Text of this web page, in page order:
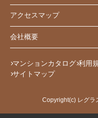
アクセスマップ
会社概要
マンションカタログ 利用
サイトマップ
Copyright(c) レグラ